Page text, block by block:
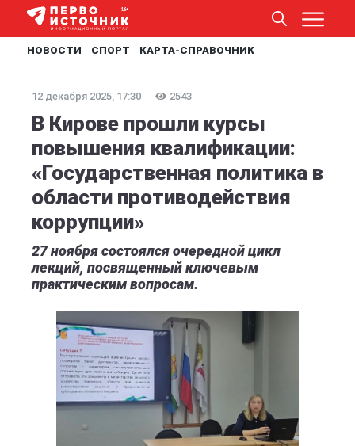
НОВОСТИ СПОРТ КАРТА-СПРАВОЧНИК
12 декабря 2025, 17:30 2543
В Кирове прошли курсы
повышения квалификации:
«Государственная политика в
области противодействия
коррупции»
27 ноября состоялся очередной цикл
лекций, посвященный ключевым
практическим вопросам.